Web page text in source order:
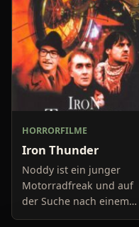
HORRORFILME
Iron Thunder
Noddy ist ein junger
Motorradfreak und auf
der Suche nach einem
neuen fahrbaren